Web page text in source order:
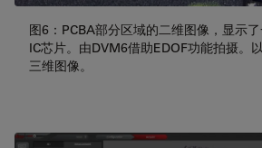
图6：PCBA部分区域的二维图像，显示
IC芯片。由DVM6借助EDOF功能拍摄。
三维图像。